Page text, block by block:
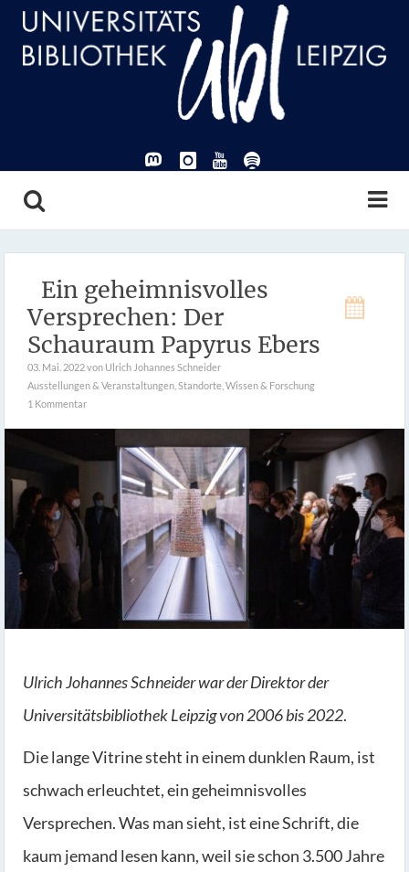
Ein geheimnisvolles
Versprechen: Der
Schauraum Papyrus Ebers
03. Mai. 2022von Ulrich Johannes Schneider
Ausstellungen & Veranstaltungen Standorte Wissen & Forschung
1 Kommentar
Ulrich Johannes Schneider war der Direktor der
Universitätsbibliothek Leipzig von 2006 bis 2022.
Die lange Vitrine steht in einem dunklen Raum, ist
schwach erleuchtet, ein geheimnisvolles
Versprechen. Was man sieht, ist eine Schrift, die
kaum jemand lesen kann, weil sie schon 3.500 Jahre